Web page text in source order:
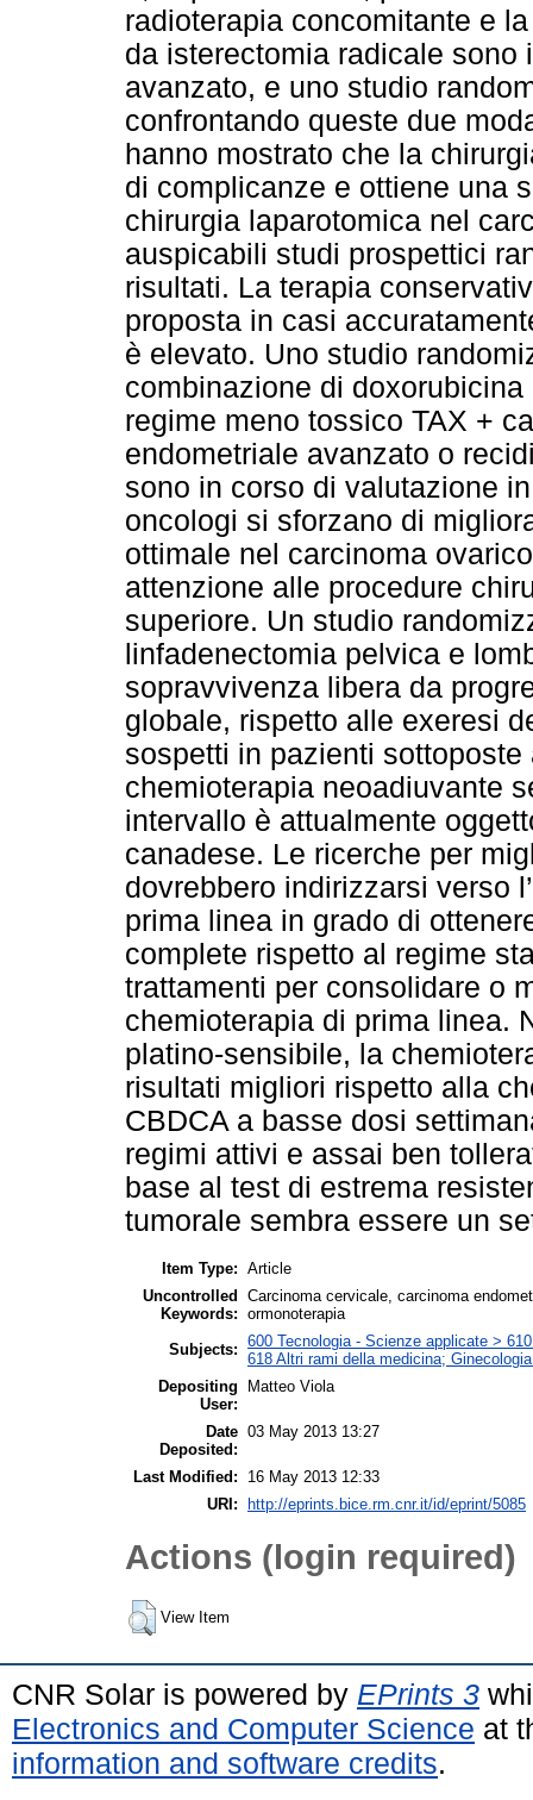
radioterapia concomitante e
da isterectomia radicale
avanzato, e uno studio
confrontando queste due
hanno mostrato che la
di complicanze e ottiene una
chirurgia laparotomica nel
auspicabili studi prospettici
risultati. La terapia
proposta in casi
è elevato. Uno studio
combinazione di
regime meno tossico TAX +
endometriale avanzato o
sono in corso di valutazione
oncologi si sforzano di
ottimale nel carcinoma
attenzione alle procedure
superiore. Un studio
linfadenectomia pelvica e
sopravvivenza libera da
globale, rispetto alle exeresi
sospetti in pazienti
chemioterapia neoadiuvante
intervallo è attualmente
canadese. Le ricerche per
dovrebbero indirizzarsi verso
prima linea in grado di
complete rispetto al regime
trattamenti per consolidare o
chemioterapia di prima linea.
platino-sensibile, la
risultati migliori rispetto alla
CBDCA a basse dosi
regimi attivi e assai ben
base al test di estrema
tumorale sembra essere un
Item Type: Article
Uncontrolled
Keywords:
Carcinoma cervicale, carcinoma
ormonoterapia
Subjects: 600 Tecnologia - Scienze applicate >
618 Altri rami della medicina;
Depositing
User:
Matteo Viola
Date
Deposited:
03 May 2013 13:27
Last Modified:
16 May 2013 12:33
URI:
http://eprints.bice.rm.cnr.it/id/eprint/5085
Actions (login required)
View Item
CNR Solar is powered by EPrints 3
Electronics and Computer Science at
information and software credits.